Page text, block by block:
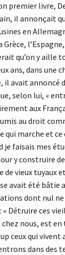
premier livre,
il annonçait
en
Grèce,
qu’on y aille
ans, dans une
il avait annoncé
selon lui, «
aux
au droit
qui marche et ce
je faisais mes
y construire
de vieux tuyaux
avait été bâtie
dont nul ne
« Détruire ces
chez nous, est
ceux qui vivent
dans des